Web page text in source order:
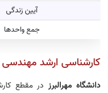
آیین زندگی
جمع واحدها
کارشناسی ارشد مهندسی
دانشگاه مهرالبرزدر مقطع